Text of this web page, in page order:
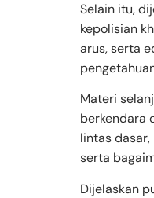
Selain itu,
kepolisian
arus, serta
Materi
berkendara
lintas
serta
Dijelaskan